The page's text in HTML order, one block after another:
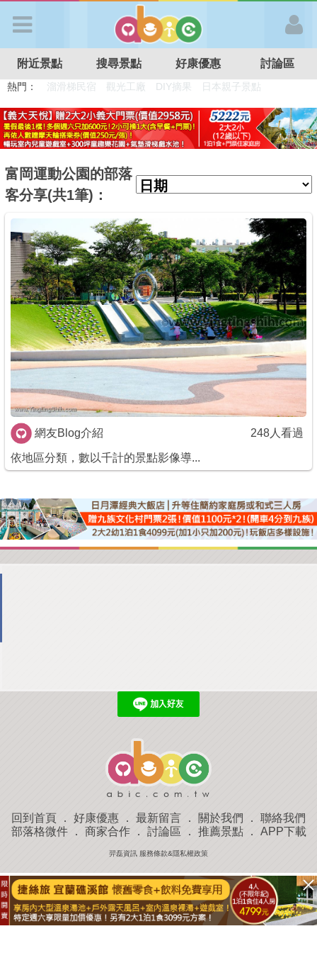
APP登入
首 頁
好康優惠
最新消息
最新留言
商家合作
推薦景點
討論區
APP下載
附近景點 搜尋景點 好康優惠 討論區
熱門： 溜滑梯民宿 觀光工廠 DIY摘果
日本親子景點
富岡運動公園的部落
客分享(共1筆)：
網友Blog介紹 248人看過
依地區分類，數以千計的景點影像導...
回到首頁 ． 好康優惠 ． 最新留言 ． 關於我們 ． 聯絡我們
部落格微件． 商家合作． 討論區 ． 推薦景點． APP下載
羿磊資訊 服務條款&隱私權政策